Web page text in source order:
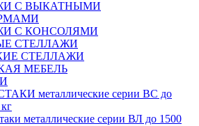
С ВЫКАТНЫМИ
С КОНСОЛЯМИ
СТЕЛЛАЖИ
СТЕЛЛАЖИ
МЕБЕЛЬ
металлические серии ВС до
металлические серии ВЛ до 1500